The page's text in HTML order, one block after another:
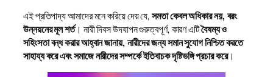
এই প্রতিপাদ্য আমাদের মনে করিয়ে দেয় যে,সমতা কেবল অধিকার নয়, বরং
উন্নয়নের মূল শর্ত। নারী দিবস উদযাপন গুরুত্বপূর্ণ, কারণ এটিবৈষম্য ও
সহিংসতা বন্ধ করার আহ্বান জানায়, নারীদের জন্য সমান সুযোগ নিশ্চিত করতে
সাহায্য করে এবং সমাজে নারীদের সম্পর্কে ইতিবাচক দৃষ্টিভঙ্গি প্রচার করে।